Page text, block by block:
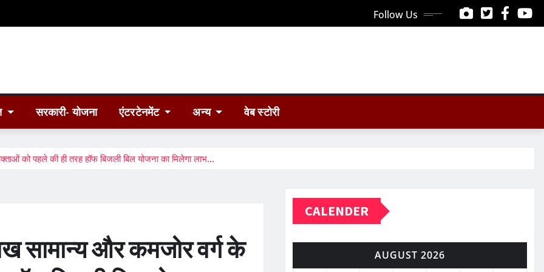
Follow Us
सरकारी- योजना एंटरटेनमेंट अन्य वेब स्टोरी
को पहले की ही तरह हॉफ बिजली बिल योजना का मिलेगा लाभ…
सामान्य और कमजोर वर्ग के
CALENDER
AUGUST 2026